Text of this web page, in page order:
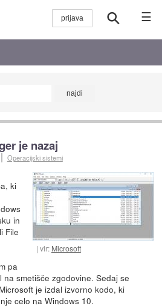
☰
je nazaj
Operacijski sistemi
vir: Microsoft
ki
in
File
pa
smetišče zgodovine. Sedaj se
je izdal izvorno kodo, ki
celo na Windows 10.